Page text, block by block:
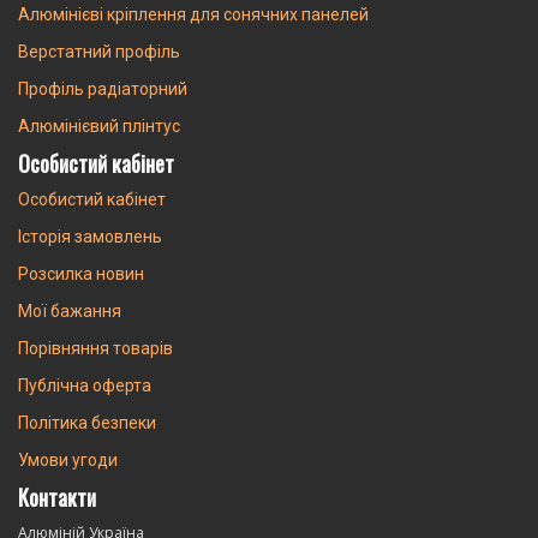
місті України, важливо зіставити експлуатаційні умови із класом
матеріалу.
Застосування в
промисловості та
будівництві
безпечна поверхня.
створення:
сходових маршів, сходів та пандусів;
переходів;
елементів облицювання фасадів та інтер'єрів, що
Алюмінієві кріплення для сонячних панелей
Верстатний профіль
Профіль радіаторний
Алюмінієвий плінтус
Особистий кабінет
Особистий кабінет
Історія замовлень
Розсилка новин
Мої бажання
Порівняння товарів
Публічна оферта
Політика безпеки
Умови угоди
Контакти
Алюміній Україна